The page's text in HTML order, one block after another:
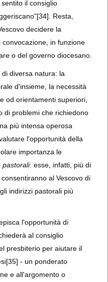
il consiglio
[34]. Resta,
decidere la
in funzione
o del governo diocesano.
diversa natura: la
d'insieme, la necessità
od orientamenti superiori,
di problemi che richiedono
più intensa operosa
l'opportunità della
importanza le
pastorali: esse, infatti, più di
al Vescovo di
indirizzi pastorali più
l'opportunità di
al consiglio
presbiterio per aiutare il
[35] - un ponderato
e all'argomento o